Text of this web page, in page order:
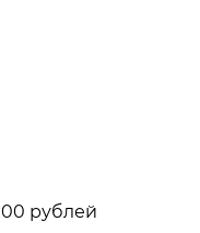
рублей